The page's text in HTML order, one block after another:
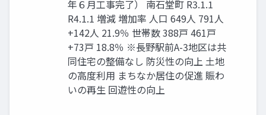
年６月工事完了） 南石堂町 R3.1.1
R4.1.1 増減 増加率 人⼝ 649人 791人
+142人 21.9％ 世帯数 388⼾ 461⼾
+73⼾ 18.8％ ※⻑野駅前A-3地区は共
同住宅の整備なし 防災性の向上 ⼟地
の⾼度利⽤ まちなか居住の促進 賑わ
いの再生 回遊性の向上